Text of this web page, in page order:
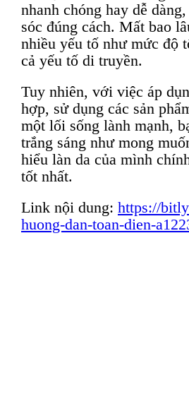
nhanh chóng hay dễ
sóc đúng cách. Mất bao
nhiều yếu tố như mức độ
cả yếu tố di truyền.
Tuy nhiên, với việc áp
hợp, sử dụng các sản
một lối sống lành mạnh,
trắng sáng như mong
hiểu làn da của mình
tốt nhất.
Link nội dung: https://
huong-dan-toan-dien-